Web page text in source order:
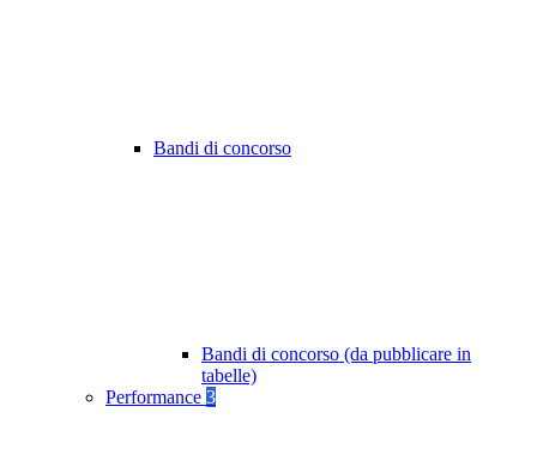
Bandi di concorso
Bandi di concorso (da pubblicare in
tabelle)
Performance 3